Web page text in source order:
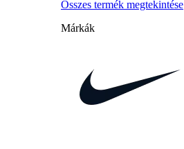
Összes termék megtekintése
Márkák